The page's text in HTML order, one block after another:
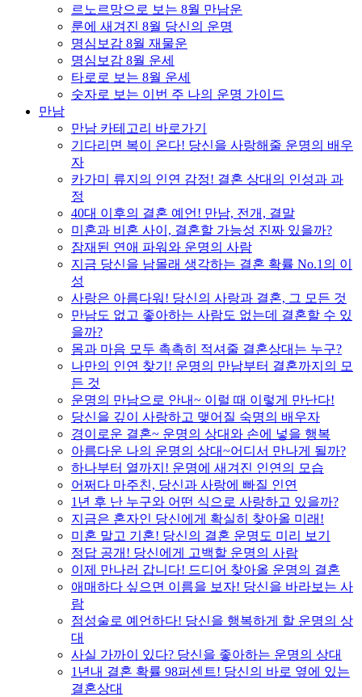
르노르망으로 보는 8월 만남운
룬에 새겨진 8월 당신의 운명
명심보감 8월 재물운
명심보감 8월 운세
타로로 보는 8월 운세
숫자로 보는 이번 주 나의 운명 가이드
만남
만남 카테고리 바로가기
기다리면 복이 온다! 당신을 사랑해줄 운명의 배우
자
카가미 류지의 인연 감정! 결혼 상대의 인성과 과
정
40대 이후의 결혼 예언! 만남, 전개, 결말
미혼과 비혼 사이, 결혼할 가능성 진짜 있을까?
잠재된 연애 파워와 운명의 사람
지금 당신을 남몰래 생각하는 결혼 확률 No.1의 이
성
사랑은 아름다워! 당신의 사랑과 결혼, 그 모든 것
만남도 없고 좋아하는 사람도 없는데 결혼할 수 있
을까?
몸과 마음 모두 촉촉히 적셔줄 결혼상대는 누구?
나만의 인연 찾기! 운명의 만남부터 결혼까지의 모
든 것
운명의 만남으로 안내~ 이럴 때 이렇게 만난다!
당신을 깊이 사랑하고 맺어질 숙명의 배우자
경이로운 결혼~ 운명의 상대와 손에 넣을 행복
아름다운 나의 운명의 상대~어디서 만나게 될까?
하나부터 열까지! 운명에 새겨진 인연의 모습
어쩌다 마주친, 당신과 사랑에 빠질 인연
1년 후 난 누구와 어떤 식으로 사랑하고 있을까?
지금은 혼자인 당신에게 확실히 찾아올 미래!
미혼 말고 기혼! 당신의 결혼 운명도 미리 보기
정답 공개! 당신에게 고백할 운명의 사람
이제 만나러 갑니다! 드디어 찾아올 운명의 결혼
애매하다 싶으면 이름을 보자! 당신을 바라보는 사
람
점성술로 예언하다! 당신을 행복하게 할 운명의 상
대
사실 가까이 있다? 당신을 좋아하는 운명의 상대
1년내 결혼 확률 98퍼센트! 당신의 바로 옆에 있는
결혼상대